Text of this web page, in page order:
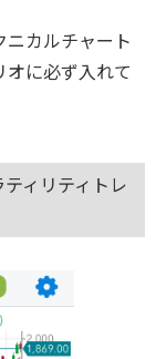
カルチャート
に必ず入れて
ィリティトレ